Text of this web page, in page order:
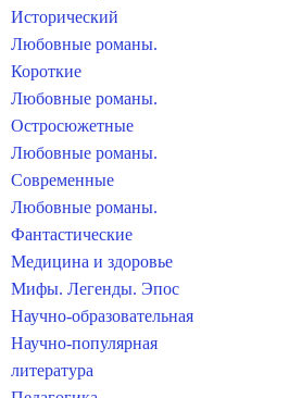
Исторический
Любовные романы.
Короткие
Любовные романы.
Остросюжетные
Любовные романы.
Современные
Любовные романы.
Фантастические
Медицина и здоровье
Мифы. Легенды. Эпос
Научно-образовательная
Научно-популярная
литература